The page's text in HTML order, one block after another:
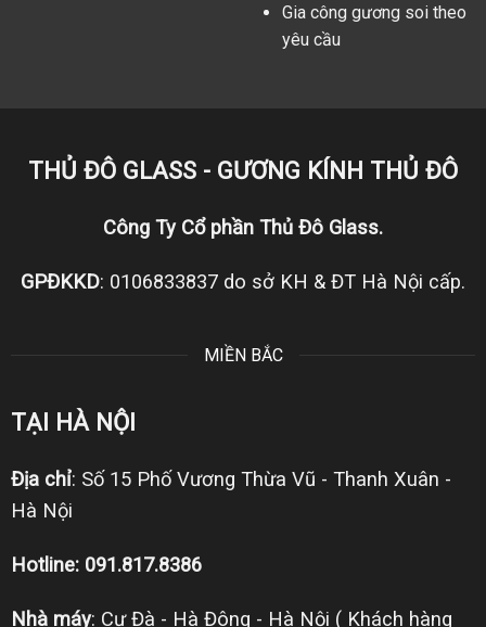
Gia công gương soi theo
yêu cầu
THỦ ĐÔ GLASS - GƯƠNG KÍNH THỦ ĐÔ
Công Ty Cổ phần Thủ Đô Glass.
GPĐKKD: 0106833837 do sở KH & ĐT Hà Nội cấp.
MIỀN BẮC
TẠI HÀ NỘI
Địa chỉ: Số 15 Phố Vương Thừa Vũ - Thanh Xuân -
Hà Nội
Hotline: 091.817.8386
Nhà máy: Cự Đà - Hà Đông - Hà Nội ( Khách hàng